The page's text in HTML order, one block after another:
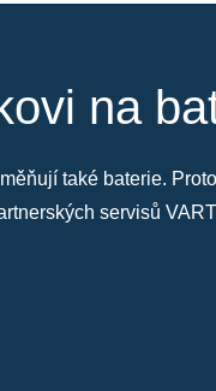
na
také baterie.
servisů